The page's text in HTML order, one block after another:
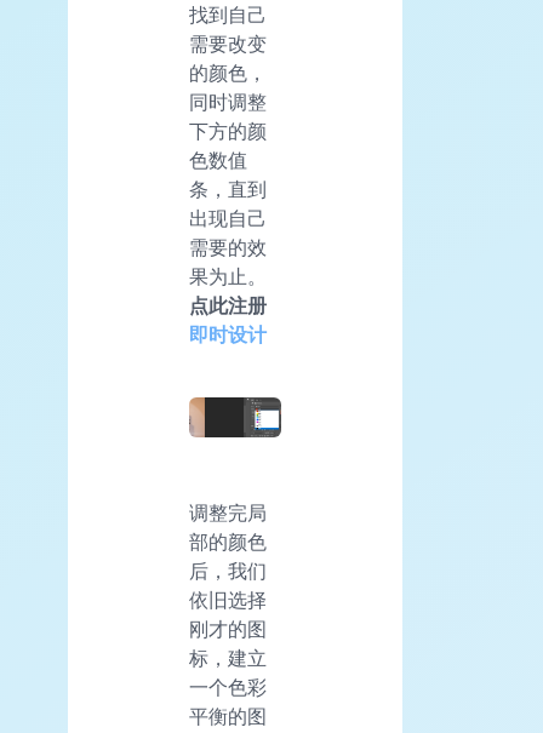
找到自己
需要改变
的颜色，
同时调整
下方的颜
色数值
条，直到
出现自己
需要的效
果为止。
点此注册
即时设计
调整完局
部的颜色
后，我们
依旧选择
刚才的图
标，建立
一个色彩
平衡的图